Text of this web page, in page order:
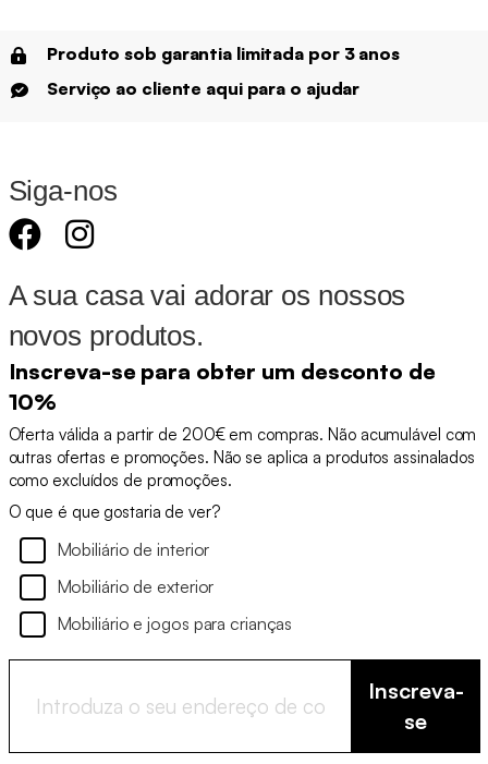
Produto sob garantia limitada por 3 anos
Serviço ao cliente aqui para o ajudar
Siga-nos
A sua casa vai adorar os nossos
novos produtos.
Inscreva-se para obter um desconto de
10%
Oferta válida a partir de 200€ em compras. Não acumulável com
outras ofertas e promoções. Não se aplica a produtos assinalados
como excluídos de promoções.
O que é que gostaria de ver?
Mobiliário de interior
Mobiliário de exterior
Mobiliário e jogos para crianças
Inscreva-
se